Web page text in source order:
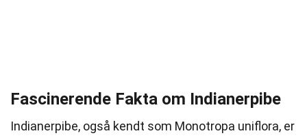
Fascinerende Fakta om Indianerpibe
Indianerpibe, også kendt som Monotropa uniflora, er